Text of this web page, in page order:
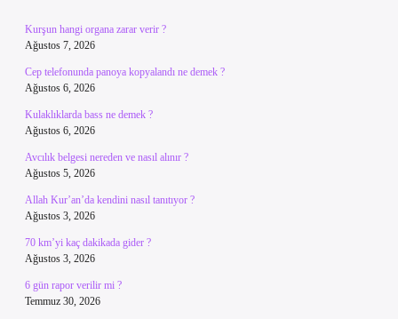
Kurşun hangi organa zarar verir ?
Ağustos 7, 2026
Cep telefonunda panoya kopyalandı ne demek ?
Ağustos 6, 2026
Kulaklıklarda bass ne demek ?
Ağustos 6, 2026
Avcılık belgesi nereden ve nasıl alınır ?
Ağustos 5, 2026
Allah Kur’an’da kendini nasıl tanıtıyor ?
Ağustos 3, 2026
70 km’yi kaç dakikada gider ?
Ağustos 3, 2026
6 gün rapor verilir mi ?
Temmuz 30, 2026